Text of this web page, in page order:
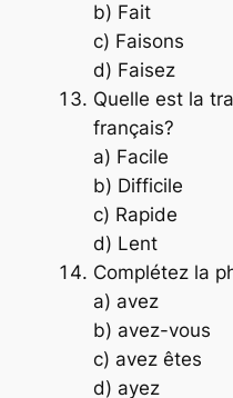
b) Fait
c) Faisons
d) Faisez
Quelle est la
français?
a) Facile
b) Difficile
c) Rapide
d) Lent
Complétez la
a) avez
b) avez-vous
c) avez êtes
d) ayez